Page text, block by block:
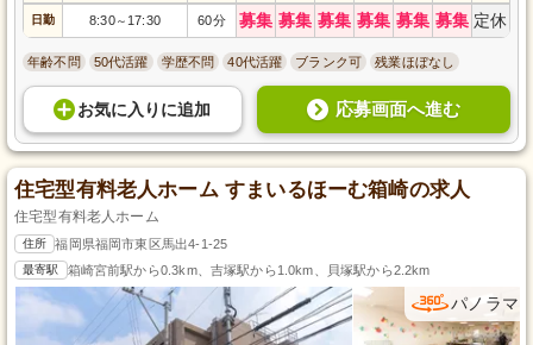
日勤 8:30～ 17:30 60分 募集 募集 募集 募集 募集 募集 定休
年齢不問 50代活躍 学歴不問 40代活躍 ブランク可 残業ほぼなし
お気に入り に追加 応募画面へ進む
住宅型有料老人ホーム すまいるほーむ箱崎の求人
住宅型有料老人ホーム
住所 福岡県福岡市東区馬出4-1-25
最寄駅 箱崎宮前駅から0.3km、吉塚駅から1.0km、貝塚駅から2.2km
パノラマ